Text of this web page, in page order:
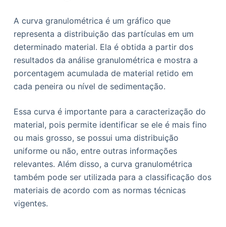
A curva granulométrica é um gráfico que
representa a distribuição das partículas em um
determinado material. Ela é obtida a partir dos
resultados da análise granulométrica e mostra a
porcentagem acumulada de material retido em
cada peneira ou nível de sedimentação.
Essa curva é importante para a caracterização do
material, pois permite identificar se ele é mais fino
ou mais grosso, se possui uma distribuição
uniforme ou não, entre outras informações
relevantes. Além disso, a curva granulométrica
também pode ser utilizada para a classificação dos
materiais de acordo com as normas técnicas
vigentes.